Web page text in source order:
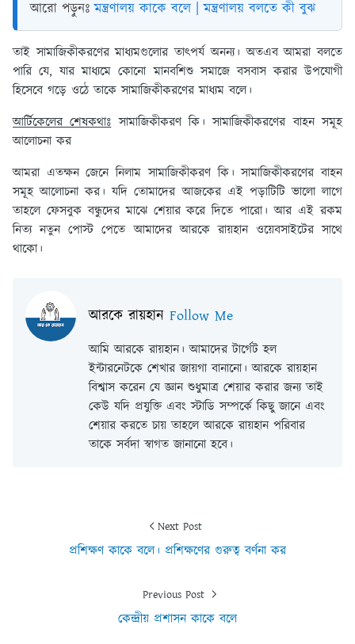
আরো পড়ুনঃমন্ত্রণালয় কাকে বলে | মন্ত্রণালয় বলতে কী বুঝ
তাই সামাজিকীকরণের মাধ্যমগুলোর তাৎপর্য অনন্য। অতএব আমরা বলতে
পারি যে, যার মাধ্যমে কোনো মানবশিশু সমাজে বসবাস করার উপযোগী
হিসেবে গড়ে ওঠে তাকে সামাজিকীকরণের মাধ্যম বলে।
আর্টিকেলের শেষকথাঃসামাজিকীকরণ কি। সামাজিকীকরণের বাহন সমূহ
আলোচনা কর
আমরা এতক্ষন জেনে নিলাম সামাজিকীকরণ কি। সামাজিকীকরণের বাহন
সমূহ আলোচনা কর। যদি তোমাদের আজকের এই পড়াটিটি ভালো লাগে
তাহলে ফেসবুক বন্ধুদের মাঝে শেয়ার করে দিতে পারো। আর এই রকম
নিত্য নতুন পোস্ট পেতে আমাদের আরকে রায়হান ওয়েবসাইটের সাথে
থাকো।
আরকে রায়হান Follow Me
আমি আরকে রায়হান। আমাদের টার্গেট হল
ইন্টারনেটকে শেখার জায়গা বানানো। আরকে রায়হান
বিশ্বাস করেন যে জ্ঞান শুধুমাত্র শেয়ার করার জন্য তাই
কেউ যদি প্রযুক্তি এবং স্টাডি সম্পর্কে কিছু জানে এবং
শেয়ার করতে চায় তাহলে আরকে রায়হান পরিবার
তাকে সর্বদা স্বাগত জানানো হবে।
Next Post
প্রশিক্ষণ কাকে বলে। প্রশিক্ষণের গুরুত্ব বর্ণনা কর
Previous Post
কেন্দ্রীয় প্রশাসন কাকে বলে